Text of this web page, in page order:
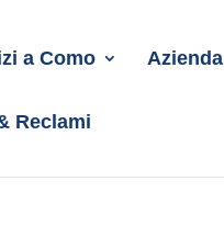
a Como Azienda
Reclami